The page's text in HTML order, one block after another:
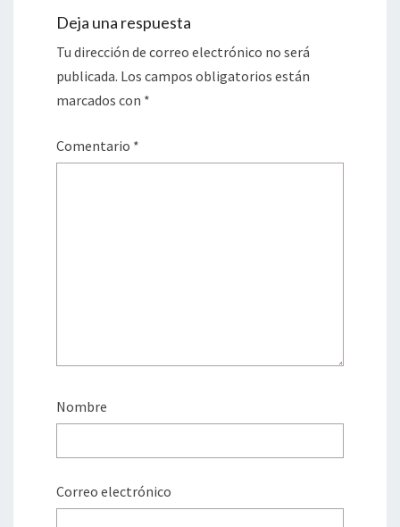
Deja una respuesta
Tu dirección de correo electrónico no será
publicada. Los campos obligatorios están
marcados con *
Comentario *
Nombre
Correo electrónico